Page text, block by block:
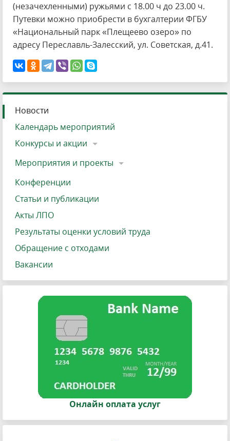
(незачехленными) ружьями с 18.00 ч до 23.00 ч.
Путевки можно приобрести в бухгалтерии ФГБУ
«Национальный парк «Плещеево озеро» по
адресу Переславль-Залесский, ул. Советская, д.41.
Новости
Календарь мероприятий
Конкурсы и акции
Мероприятия и проекты
Конференции
Статьи и публикации
Акты ЛПО
Результаты оценки условий труда
Обращение с отходами
Вакансии
Онлайн оплата услуг